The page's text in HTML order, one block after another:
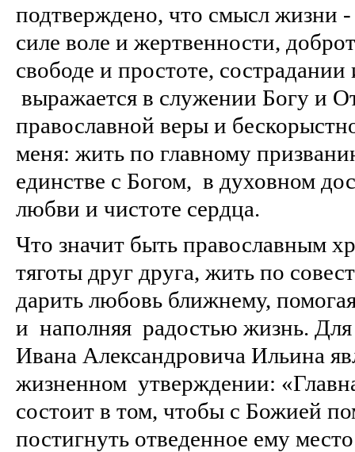
подтверждено, что смысл жизни
силе воле и жертвенности,
свободе и простоте,
выражается в служении Богу и
православной веры и
меня: жить по главному
единстве с Богом, в духовном
любви и чистоте сердца.
Что значит быть православным
тяготы друг друга, жить по
дарить любовь ближнему,
и наполняя радостью жизнь.
Ивана Александровича Ильина
жизненном утверждении:
состоит в том, чтобы с Божией
постигнуть отведенное ему